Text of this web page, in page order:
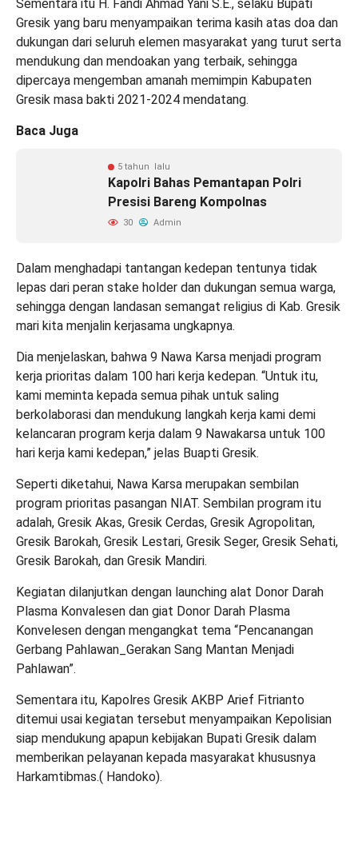
Sementara itu H. Fandi Ahmad Yani S.E., selaku Bupati
Gresik yang baru menyampaikan terima kasih atas doa dan
dukungan dari seluruh elemen masyarakat yang turut serta
mendukung dan mendoakan yang terbaik, sehingga
dipercaya mengemban amanah memimpin Kabupaten
Gresik masa bakti 2021-2024 mendatang.
Baca Juga
5 tahun lalu
Kapolri Bahas Pemantapan Polri
Presisi Bareng Kompolnas
30 Admin
Dalam menghadapi tantangan kedepan tentunya tidak
lepas dari peran stake holder dan dukungan semua warga,
sehingga dengan landasan semangat religius di Kab. Gresik
mari kita menjalin kerjasama ungkapnya.
Dia menjelaskan, bahwa 9 Nawa Karsa menjadi program
kerja prioritas dalam 100 hari kerja kedepan. “Untuk itu,
kami meminta kepada semua pihak untuk saling
berkolaborasi dan mendukung langkah kerja kami demi
kelancaran program kerja dalam 9 Nawakarsa untuk 100
hari kerja kami kedepan,” jelas Buapti Gresik.
Seperti diketahui, Nawa Karsa merupakan sembilan
program prioritas pasangan NIAT. Sembilan program itu
adalah, Gresik Akas, Gresik Cerdas, Gresik Agropolitan,
Gresik Barokah, Gresik Lestari, Gresik Seger, Gresik Sehati,
Gresik Barokah, dan Gresik Mandiri.
Kegiatan dilanjutkan dengan launching alat Donor Darah
Plasma Konvalesen dan giat Donor Darah Plasma
Konvelesen dengan mengangkat tema “Pencanangan
Gerbang Pahlawan_Gerakan Sang Mantan Menjadi
Pahlawan”.
Sementara itu, Kapolres Gresik AKBP Arief Fitrianto
ditemui usai kegiatan tersebut menyampaikan Kepolisian
siap mendukung apapun kebijakan Bupati Gresik dalam
memberikan pelayanan kepada masyarakat khususnya
Harkamtibmas.( Handoko).